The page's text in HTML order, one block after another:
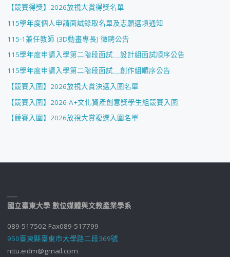
【競賽得獎】2026放視大賞得獎名單
115學年度個人申請面試錄取名單及志願選填通知
115-1兼任教師 (3D動畫專長) 徵聘公告
115學年度申請入學第二階段面試＿設計組面試順序公告
115學年度申請入學第二階段面試＿創作組順序公告
【競賽入圍】2026放視大賞決選入圍名單
【競賽入圍】2026 A+文化資產創意獎學生組競賽入圍
【競賽入圍】2026放視大賞複選入圍名單
國立臺東大學 數位媒體與文教產業學系
089-517502 Fax089-517799
950臺東縣臺東市大學路二段369號
nttu.eidm@gmail.com